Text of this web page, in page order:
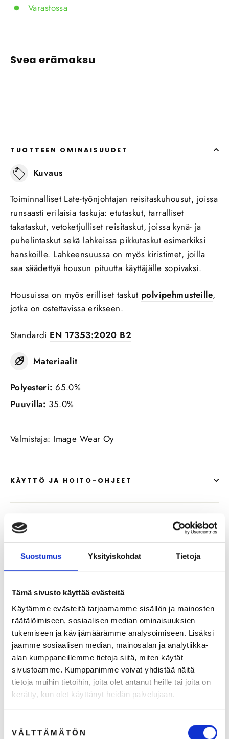
Suostumus Yksityiskohdat Tietoja
Tämä sivusto käyttää evästeitä
Käytämme evästeitä tarjoamamme sisällön ja mainosten
räätälöimiseen, sosiaalisen median ominaisuuksien
tukemiseen ja kävijämäärämme analysoimiseen. Lisäksi
jaamme sosiaalisen median, mainosalan ja analytiikka-
alan kumppaneillemme tietoja siitä, miten käytät
sivustoamme. Kumppanimme voivat yhdistää näitä
tietoja muihin tietoihin, joita olet antanut heille tai joita on
kerätty, kun olet käyttänyt heidän palvelujaan.
valinta
VÄLTTÄMÄTÖN
Varastossa
Svea erämaksu
TUOTTEEN OMINAISUUDET
Kuvaus
Toiminnalliset Late-työnjohtajan reisitaskuhousut, joissa
runsaasti erilaisia taskuja: etutaskut, tarralliset
takataskut, vetoketjulliset reisitaskut, joissa kynä- ja
puhelintaskut sekä lahkeissa pikkutaskut esimerkiksi
hanskoille. Lahkeensuussa on myös kiristimet, joilla
saa säädettyä housun pituutta käyttäjälle sopivaksi.
Housuissa on myös erilliset taskut polvipehmusteille,
jotka on ostettavissa erikseen.
Standardi EN 17353:2020 B2
Materiaalit
Polyesteri:65.0%
Puuvilla: 35.0%
Valmistaja: Image Wear Oy
KÄYTTÖ JA HOITO-OHJEET
Suosittelemme